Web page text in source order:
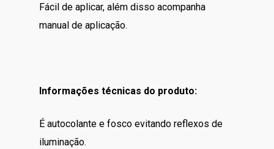
Fácil de aplicar, além disso acompanha
manual de aplicação.
Informações técnicas do produto:
É autocolante e fosco evitando reflexos de
iluminação.